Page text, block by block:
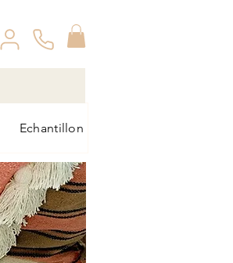
Echantillon